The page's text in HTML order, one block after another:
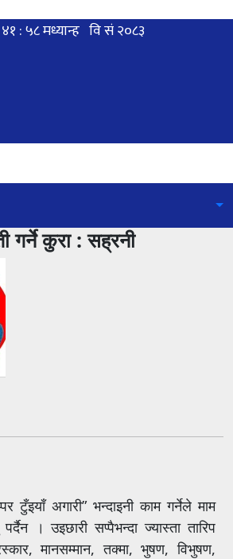
गर्ने कुरा : सह्रनी
टुँइयाँ अगारी” भन्दाइनी काम गर्नेले माम
। उइछारी सप्पैभन्दा ज्यास्ता तारिप
मानसम्मान, तक्मा, भुषण, विभुषण,